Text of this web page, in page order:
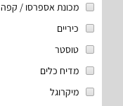
מכונת אספרסו / קפה
כיריים
טוסטר
מדיח כלים
מיקרוגל